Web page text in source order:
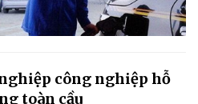
công nghiệp hỗ
toàn cầu